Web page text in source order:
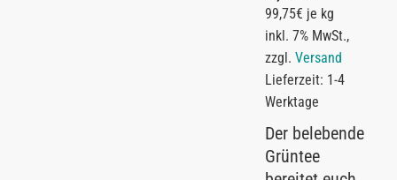
99,75€ je kg
inkl. 7% MwSt.,
zzgl. Versand
Lieferzeit: 1-4
Werktage
Der belebende
Grüntee